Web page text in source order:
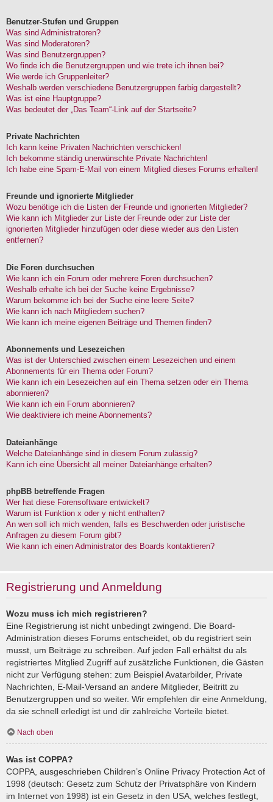
Benutzer-Stufen und Gruppen
Was sind Administratoren?
Was sind Moderatoren?
Was sind Benutzergruppen?
Wo finde ich die Benutzergruppen und wie trete ich ihnen bei?
Wie werde ich Gruppenleiter?
Weshalb werden verschiedene Benutzergruppen farbig dargestellt?
Was ist eine Hauptgruppe?
Was bedeutet der „Das Team“-Link auf der Startseite?
Private Nachrichten
Ich kann keine Privaten Nachrichten verschicken!
Ich bekomme ständig unerwünschte Private Nachrichten!
Ich habe eine Spam-E-Mail von einem Mitglied dieses Forums erhalten!
Freunde und ignorierte Mitglieder
Wozu benötige ich die Listen der Freunde und ignorierten Mitglieder?
Wie kann ich Mitglieder zur Liste der Freunde oder zur Liste der
ignorierten Mitglieder hinzufügen oder diese wieder aus den Listen
entfernen?
Die Foren durchsuchen
Wie kann ich ein Forum oder mehrere Foren durchsuchen?
Weshalb erhalte ich bei der Suche keine Ergebnisse?
Warum bekomme ich bei der Suche eine leere Seite?
Wie kann ich nach Mitgliedern suchen?
Wie kann ich meine eigenen Beiträge und Themen finden?
Abonnements und Lesezeichen
Was ist der Unterschied zwischen einem Lesezeichen und einem
Abonnements für ein Thema oder Forum?
Wie kann ich ein Lesezeichen auf ein Thema setzen oder ein Thema
abonnieren?
Wie kann ich ein Forum abonnieren?
Wie deaktiviere ich meine Abonnements?
Dateianhänge
Welche Dateianhänge sind in diesem Forum zulässig?
Kann ich eine Übersicht all meiner Dateianhänge erhalten?
phpBB betreffende Fragen
Wer hat diese Forensoftware entwickelt?
Warum ist Funktion x oder y nicht enthalten?
An wen soll ich mich wenden, falls es Beschwerden oder juristische
Anfragen zu diesem Forum gibt?
Wie kann ich einen Administrator des Boards kontaktieren?
Registrierung und Anmeldung
Wozu muss ich mich registrieren?
Eine Registrierung ist nicht unbedingt zwingend. Die Board-
Administration dieses Forums entscheidet, ob du registriert sein
musst, um Beiträge zu schreiben. Auf jeden Fall erhältst du als
registriertes Mitglied Zugriff auf zusätzliche Funktionen, die Gästen
nicht zur Verfügung stehen: zum Beispiel Avatarbilder, Private
Nachrichten, E-Mail-Versand an andere Mitglieder, Beitritt zu
Benutzergruppen und so weiter. Wir empfehlen dir eine Anmeldung,
da sie schnell erledigt ist und dir zahlreiche Vorteile bietet.
Nach oben
Was ist COPPA?
COPPA, ausgeschrieben Children’s Online Privacy Protection Act of
1998 (deutsch: Gesetz zum Schutz der Privatsphäre von Kindern
im Internet von 1998) ist ein Gesetz in den USA, welches festlegt,